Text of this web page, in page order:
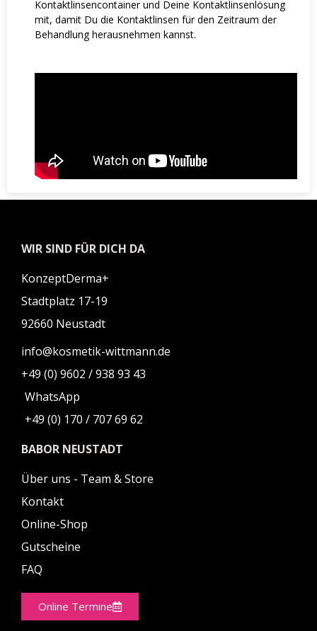
Kontaktlinsencontainer und Deine Kontaktlinsenlösung
mit, damit Du die Kontaktlinsen für den Zeitraum der
Behandlung herausnehmen kannst.
WIR SIND FÜR DICH DA
KonzeptDerma+
Stadtplatz 17-19
92660 Neustadt
info@kosmetik-wittmann.de
+49 (0) 9602 / 938 93 43
WhatsApp
+49 (0) 170 / 707 69 62
BABOR NEUSTADT
Über uns - Team & Store
Kontakt
Online-Shop
Gutscheine
FAQ
Online Termine